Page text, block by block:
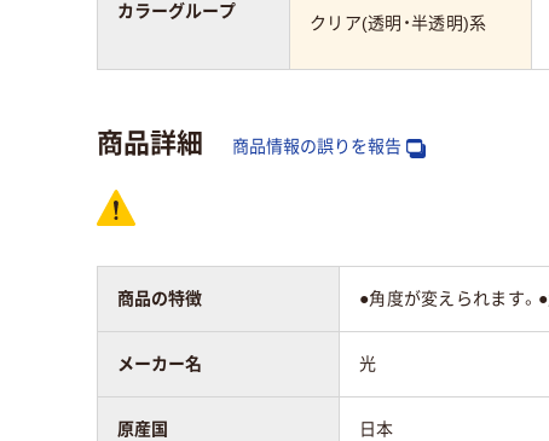
カラーグループ
クリア(透明・半透明)系
商品詳細 商品情報の誤りを報告
商品の特徴 ●角度が変えられます。
メーカー名 光
原産国 日本